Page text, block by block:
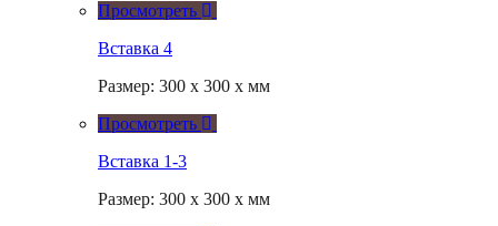
Просмотреть
Вставка 4
Размер: 300 x 300 x мм
Просмотреть
Вставка 1-3
Размер: 300 x 300 x мм